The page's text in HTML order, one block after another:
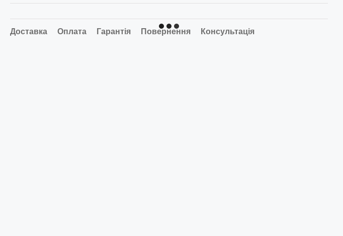
Доставка Оплата Гарантія Повернення Консультація